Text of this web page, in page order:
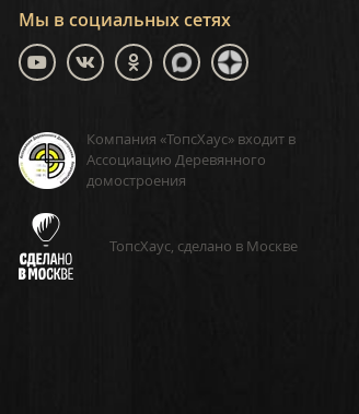
Мы в социальных сетях
Компания «ТопсХаус» входит в
Ассоциацию Деревянного
домостроения
ТопсХаус, сделано в Москве